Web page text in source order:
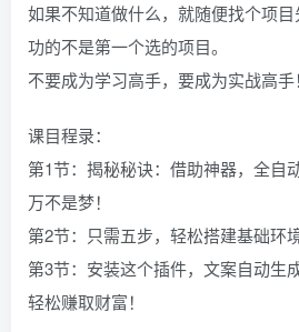
如果不知道做什么，就随便找个项
功的不是第一个选的项目。
不要成为学习高手，要成为实战高手！
课目程录：
第1节：揭秘秘诀：借助神器，全自
万不是梦！
第2节：只需五步，轻松搭建基础环
第3节：安装这个插件，文案自动生
轻松赚取财富！